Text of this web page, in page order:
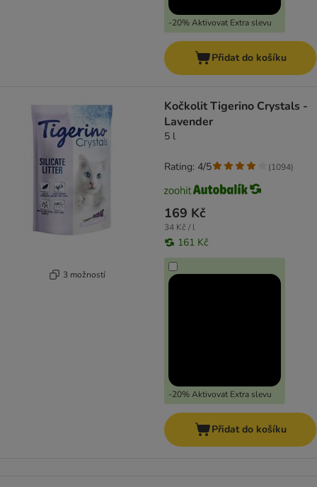
-20% Aktivovat Extra slevu
Přidat do košíku
3 možností
Kočkolit Tigerino Crystals -
Lavender
5 l
169 Kč
34 Kč / l
161 Kč
-20% Aktivovat Extra slevu
Rating: 4/5 (1094)
Přidat do košíku